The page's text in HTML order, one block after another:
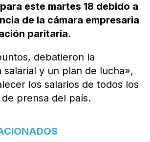
este martes 18 debido a
de la cámara empresaria
paritaria.
debatieron la
salarial y un plan de lucha»,
los salarios de todos los
prensa del país.